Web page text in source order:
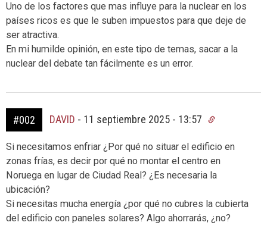
Uno de los factores que mas influye para la nuclear en los
países ricos es que le suben impuestos para que deje de
ser atractiva.
En mi humilde opinión, en este tipo de temas, sacar a la
nuclear del debate tan fácilmente es un error.
#002 DAVID - 11 septiembre 2025 - 13:57
Si necesitamos enfriar ¿Por qué no situar el edificio en
zonas frías, es decir por qué no montar el centro en
Noruega en lugar de Ciudad Real? ¿Es necesaria la
ubicación?
Si necesitas mucha energía ¿por qué no cubres la cubierta
del edificio con paneles solares? Algo ahorrarás, ¿no?